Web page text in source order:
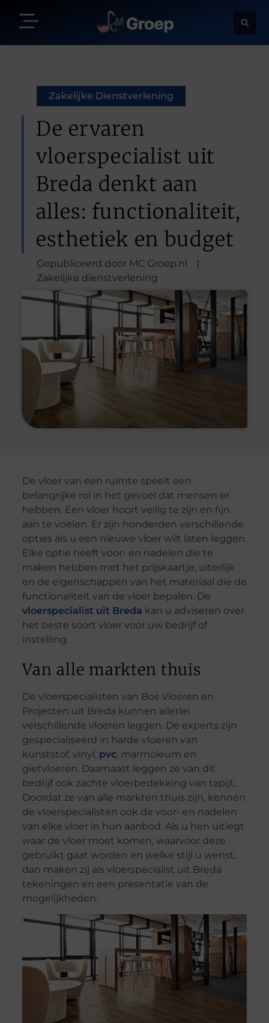
Zakelijke Dienstverlening
De ervaren
vloerspecialist uit
Breda denkt aan
alles: functionaliteit,
esthetiek en budget
Gepubliceerd door MC Groep.nl
Zakelijke dienstverlening
De vloer van een ruimte speelt een
belangrijke rol in het gevoel dat mensen er
hebben. Een vloer hoort veilig te zijn en fijn
aan te voelen. Er zijn honderden verschillende
opties als u een nieuwe vloer wilt laten leggen.
Elke optie heeft voor- en nadelen die te
maken hebben met het prijskaartje, uiterlijk
en de eigenschappen van het materiaal die de
functionaliteit van de vloer bepalen. De
vloerspecialist uit Breda kan u adviseren over
het beste soort vloer voor uw bedrijf of
instelling.
Van alle markten thuis
De vloerspecialisten van Bos Vloeren en
Projecten uit Breda kunnen allerlei
verschillende vloeren leggen. De experts zijn
gespecialiseerd in harde vloeren van
kunststof, vinyl, pvc, marmoleum en
gietvloeren. Daarnaast leggen ze van dit
bedrijf ook zachte vloerbedekking van tapijt.
Doordat ze van alle markten thuis zijn, kennen
de vloerspecialisten ook de voor- en nadelen
van elke vloer in hun aanbod. Als u hen uitlegt
waar de vloer moet komen, waarvoor deze
gebruikt gaat worden en welke stijl u wenst,
dan maken zij als vloerspecialist uit Breda
tekeningen en een presentatie van de
mogelijkheden.